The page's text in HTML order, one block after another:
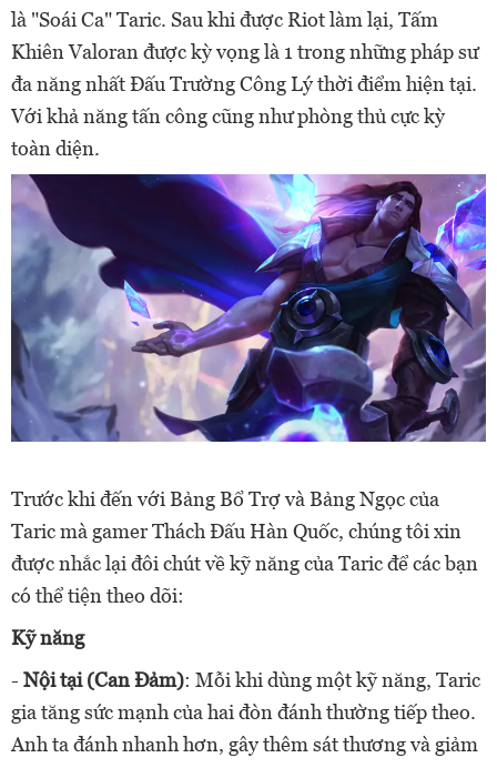
là "Soái Ca" Taric. Sau khi được Riot làm lại, Tấm
Khiên Valoran được kỳ vọng là 1 trong những pháp sư
đa năng nhất Đấu Trường Công Lý thời điểm hiện tại.
Với khả năng tấn công cũng như phòng thủ cực kỳ
toàn diện.
Trước khi đến với Bảng Bổ Trợ và Bảng Ngọc của
Taric mà gamer Thách Đấu Hàn Quốc, chúng tôi xin
được nhắc lại đôi chút về kỹ năng của Taric để các bạn
có thể tiện theo dõi:
Kỹ năng
- Nội tại (Can Đảm): Mỗi khi dùng một kỹ năng, Taric
gia tăng sức mạnh của hai đòn đánh thường tiếp theo.
Anh ta đánh nhanh hơn, gây thêm sát thương và giảm